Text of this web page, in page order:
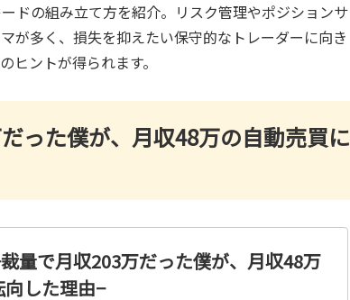
ドの組み立て方を紹介。リスク管理やポジションサ
が多く、損失を抑えたい保守的なトレーダーに向き
ヒントが得られます。
った僕が、月収48万の自動売買に
量で月収203万だった僕が、月収48万
した理由−